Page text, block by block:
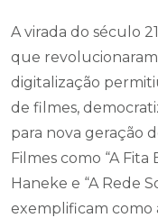
A virada do século
que
digitalização
de filmes,
para nova geração
Filmes como “A Fita
Haneke e “A Rede
exemplificam como